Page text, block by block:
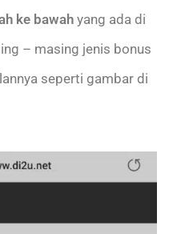
ke bawah yang ada di
– masing jenis bonus
seperti gambar di